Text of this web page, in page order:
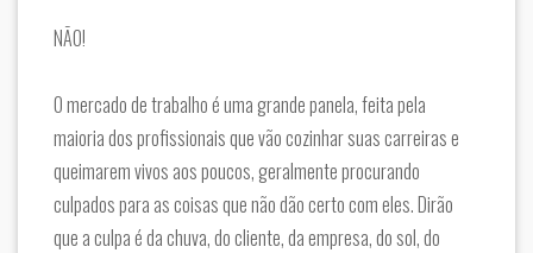
NÃO!
O mercado de trabalho é uma grande panela, feita pela
maioria dos profissionais que vão cozinhar suas carreiras e
queimarem vivos aos poucos, geralmente procurando
culpados para as coisas que não dão certo com eles. Dirão
que a culpa é da chuva, do cliente, da empresa, do sol, do